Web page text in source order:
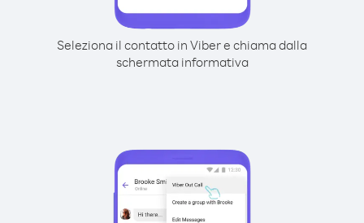
Seleziona il contatto in Viber e chiama dalla
schermata informativa